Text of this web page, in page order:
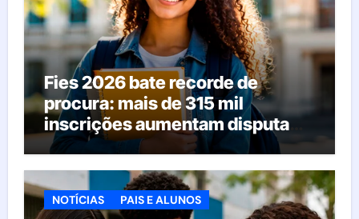
Fies 2026 bate recorde de
procura: mais de 315 mil
inscrições aumentam disputa
pelas vagas; veja o que acontece
agora
NOTÍCIAS PAIS E ALUNOS